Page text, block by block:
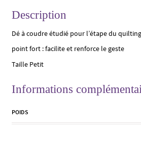
Description
Dé à coudre étudié pour l’étape du quilting
point fort : facilite et renforce le geste
Taille Petit
Informations
POIDS